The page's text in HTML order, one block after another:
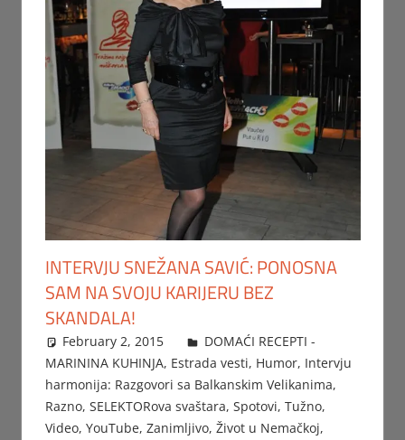
INTERVJU SNEŽANA SAVIĆ: PONOSNA
SAM NA SVOJU KARIJERU BEZ
SKANDALA!
February 2, 2015 Beba
DOMAĆI RECEPTI -
MARININA KUHINJA, Estrada vesti, Humor, Intervju
harmonija: Razgovori sa Balkanskim Velikanima,
Razno, SELEKTORova svaštara, Spotovi, Tužno,
Video, YouTube, Zanimljivo, Život u Nemačkoj,